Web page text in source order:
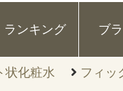
状化粧水
フィッ
ランキング ブ